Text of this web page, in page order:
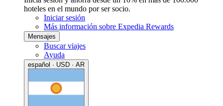
hoteles en el mundo por ser socio.
Iniciar sesión
Más información sobre Expedia Rewards
Mensajes
Buscar viajes
Ayuda
español · USD · AR